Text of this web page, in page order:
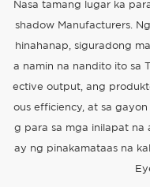
Nasa tamang lugar ka
shadow Manufacturers.
hinahanap, siguradong
a namin na nandito ito sa
ective output, ang
ous efficiency, at sa
g para sa mga inilapat na
ay ng pinakamataas na